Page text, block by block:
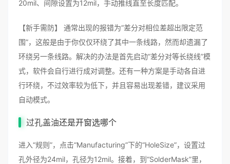
20mil、间隙设置为12mil，手动推线直至长度匹配。
【新手需防】 通常出现的报错为“差分对相位差超出限定范
围”，这般是由于你仅仅环绕了其中一条线路，然而却遗漏了
环绕另一条线路。解决的办法是首先启动“差分对等长绕线”模
式，软件会自行进行成对调整。还有一种方案是手动各自进
行环绕，不过效率较为低下，并且容易出现差错，建议采用
自动模式。
过孔盖油还是开窗选哪个
进入“规则”，点击“Manufacturing”下的“HoleSize”，设置过
孔外径为24mil，孔径为12mil。接着，到“SolderMask”里，